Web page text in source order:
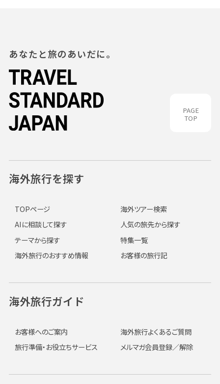
PAGE
TOP
あなたと旅のあいだに。
海外旅行を探す
TOPページ
海外ツアー検索
AIに相談して探す
人気の旅先から探す
テーマから探す
特集一覧
海外旅行のおすすめ情報
お客様の旅行記
海外旅行ガイド
お客様へのご案内
海外旅行よくあるご質問
旅行準備・お役立ちサービス
メルマガ会員登録／解除